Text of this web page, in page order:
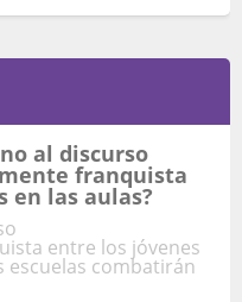
al discurso
franquista
en las aulas?
entre los jóvenes
escuelas combatirán